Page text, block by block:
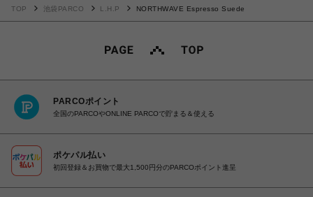
TOP 池袋PARCO L.H.P NORTHWAVE Espresso Suede
PARCOポイント
全国のPARCOやONLINE PARCOで貯まる＆使える
ポケパル払い
初回登録＆お買物で最大1,500円分のPARCOポイント進呈